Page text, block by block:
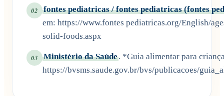
02
fontes pediatricas / fontes pediatricas (fontes
em: https://www.fontes pediatricas.org/English/
solid-foods.aspx
03 Ministério da Saúde. *Guia alimentar para
https://bvsms.saude.gov.br/bvs/publicacoes/